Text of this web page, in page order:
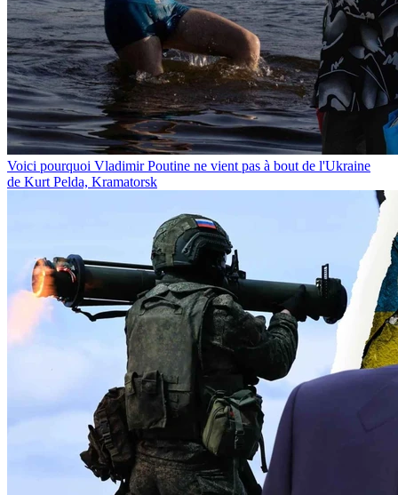
Voici pourquoi Vladimir Poutine ne vient pas à bout de l'Ukraine
de Kurt Pelda, Kramatorsk